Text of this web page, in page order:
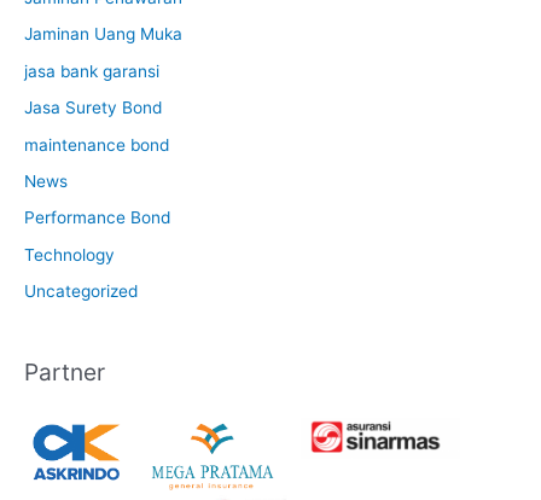
Jaminan Uang Muka
jasa bank garansi
Jasa Surety Bond
maintenance bond
News
Performance Bond
Technology
Uncategorized
Partner